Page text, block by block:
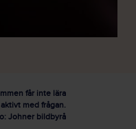
får inte lära
med frågan.
Johner bildbyrå